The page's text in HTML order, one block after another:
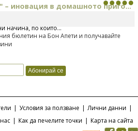
– иновация в домашното приго...
предлагането на изцяло нов
начина, по който...
бюлетин на Бон Апети и получавайте
| Условия за ползване | Лични данни |
| Как да печелите точки | Карта на сайта